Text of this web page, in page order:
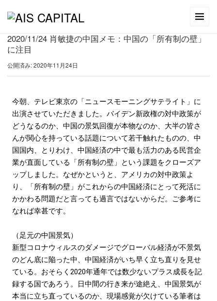
2020/11/24 肖敏捷の中国メモ：中国の「所有制の壁」
に注目
公開済み: 2020年11月24日
今朝、テレビ東京の「ニュースモーニングサテライト」に
出演させていただきました。バイデン新政権の対中政策が
どうなるのか、中国の景気回復が本物なのか、大半の皆さ
んが関心を持っている話題について若干触れたものの、中
国国内、とりわけ、中国経済の中で最も活力のある民営企
業が直面している「所有制の壁」という課題をクローズア
ップしました。なぜかというと、アメリカの対中政策よ
り、「所有制の壁」がこれからの中国経済にとって死活に
かかわる問題だと言っても過言ではないからだ。ご参考に
なれば幸甚です。
（足元の中国景気）
新型コロナウィルスのダメージでグローバル経済が不景気
のどん底に陥った中、中国経済がいち早く立ち直りを見せ
ている。おそらく2020年通年では数少ないプラス成長を記
録する国であろう。日中間の行き来が途絶え、中国景気が
本当に立ち直っているのか、現場感覚が欠けている筆者は